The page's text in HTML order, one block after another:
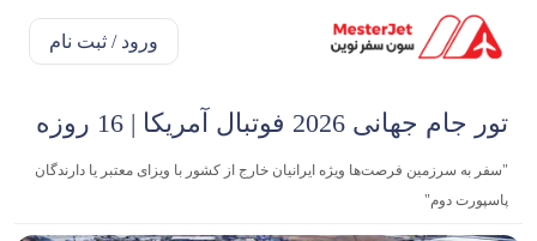
ورود / ثبت نام
تور جام جهانی 2026 فوتبال آمریکا | 16 روزه
"سفر به سرزمین فرصت‌ها ویژه ایرانیان خارج از کشور با ویزای معتبر یا دارندگان
پاسپورت دوم"